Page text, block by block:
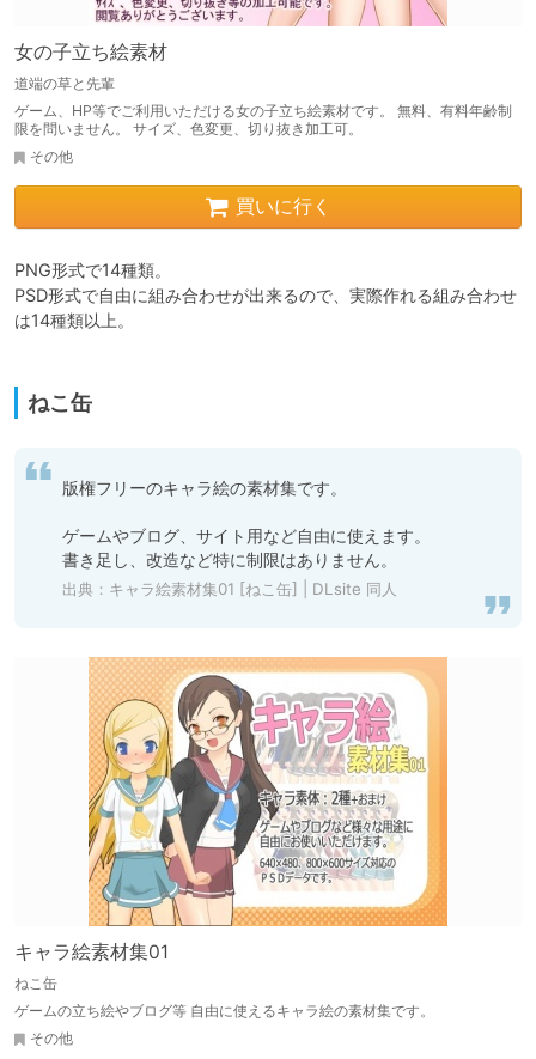
女の子立ち絵素材
道端の草と先輩
ゲーム、HP等でご利用いただける女の子立ち絵素材です。 無料、有料年齢制
限を問いません。 サイズ、色変更、切り抜き加工可。
その他
買いに行く
PNG形式で14種類。
PSD形式で自由に組み合わせが出来るので、実際作れる組み合わせ
は14種類以上。
ねこ缶
版権フリーのキャラ絵の素材集です。
ゲームやブログ、サイト用など自由に使えます。
出典： キャラ絵素材集01 [ねこ缶] | DLsite 同人
キャラ絵素材集01
ねこ缶
ゲームの立ち絵やブログ等 自由に使えるキャラ絵の素材集です。
その他